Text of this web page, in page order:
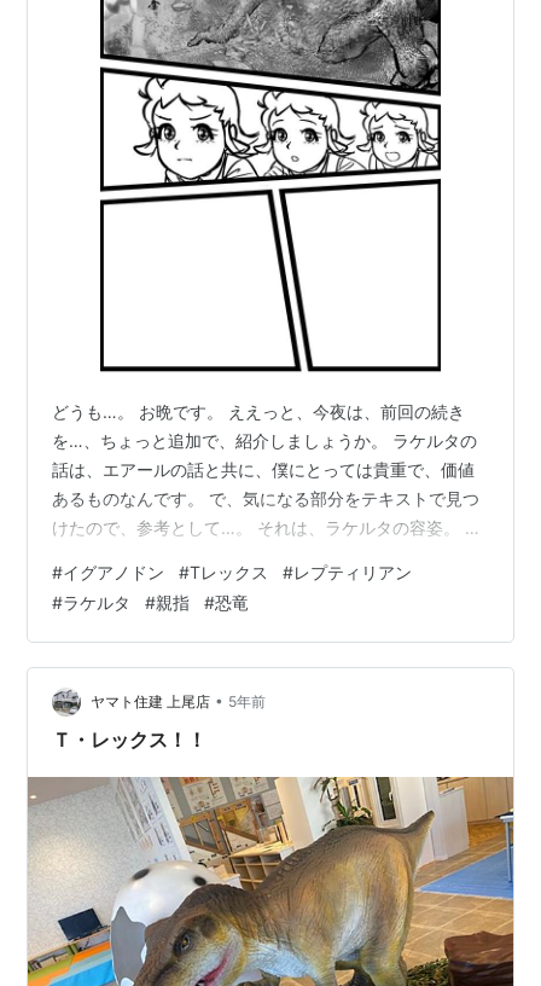
どうも…。 お晩です。 ええっと、今夜は、前回の続き
を…、ちょっと追加で、紹介しましょうか。 ラケルタの
話は、エアールの話と共に、僕にとっては貴重で、価値
あるものなんです。 で、気になる部分をテキストで見つ
けたので、参考として…。 それは、ラケルタの容姿。 彼
味を引く箇所があります。 ここで、まず、興味深いの
は、ティラノサウルスが、すでにレプティリアンと、爬
虫類系の巨大生物との合成であるということ。 で、その
次にティラノサウルスと同系統のイグアノドンについ
て。 ラケルタの直接の祖先は、このイグアノドンだとい
うのだ。 僕は、そうなのか？ なんか怪…
#イグアノドン #Tレックス #レプティリアン
#ラケルタ #親指 #恐竜
ヤマト住建 上尾店 • 5年前
Ｔ・レックス！！